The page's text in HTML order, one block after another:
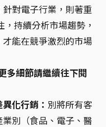
對電子行業，則著重
持續分析市場趨勢，
能在競爭激烈的市場
多細節請繼續往下閱
化行銷： 別將所有客
別（食品、電子、醫